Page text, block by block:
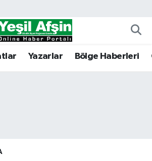
Yazarlar Bölge Haberleri
Nöbetçi Eczaneler